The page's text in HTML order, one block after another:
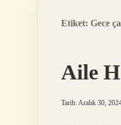
Etiket: Gece
Aile
Tarih: Aralık 30,